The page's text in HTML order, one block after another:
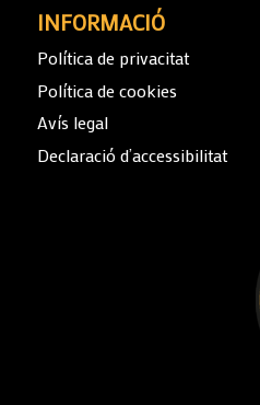
INFORMACIÓ
Política de privacitat
Política de cookies
Avís legal
Declaració d’accessibilitat